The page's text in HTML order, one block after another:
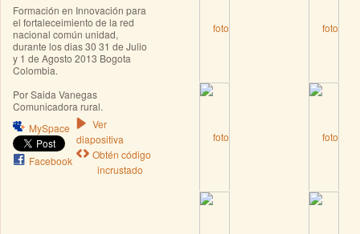
Formación en Innovación para
el fortaleceimiento de la red
nacional común unidad,
durante los dias 30 31 de Julio
y 1 de Agosto 2013 Bogota
Colombia.
Por Saida Vanegas
Comunicadora rural.
MySpace
Facebook
Ver
diapositiva
Obtén código
incrustado